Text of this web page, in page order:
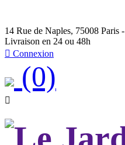
14 Rue de Naples, 75008 Paris -
Livraison en 24 ou 48h
 Connexion
(0)
